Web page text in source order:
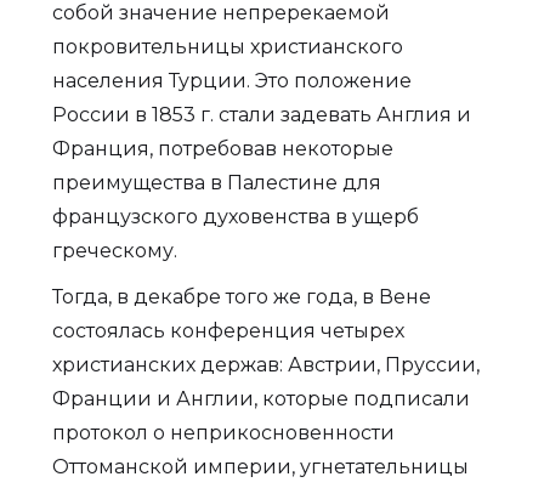
собой значение непререкаемой
покровительницы христианского
населения Турции. Это положение
России в 1853 г. стали задевать Англия и
Франция, потребовав некоторые
преимущества в Палестине для
французского духовенства в ущерб
греческому.
Тогда, в декабре того же года, в Вене
состоялась конференция четырех
христианских держав: Австрии, Пруссии,
Франции и Англии, которые подписали
протокол о неприкосновенности
Оттоманской империи, угнетательницы